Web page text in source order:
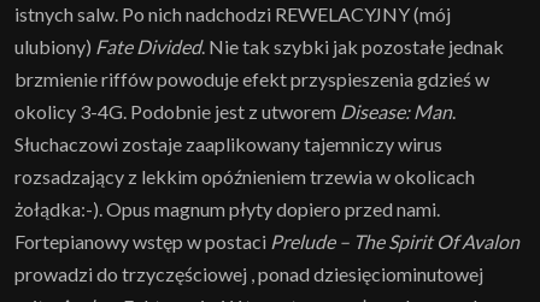
istnych salw. Po nich nadchodzi REWELACYJNY (mój
ulubiony) Fate Divided. Nie tak szybki jak pozostałe jednak
brzmienie riffów powoduje efekt przyspieszenia gdzieś w
okolicy 3-4G. Podobnie jest z utworem Disease: Man.
Słuchaczowi zostaje zaaplikowany tajemniczy wirus
rozsadzający z lekkim opóźnieniem trzewia w okolicach
żołądka:-). Opus magnum płyty dopiero przed nami.
Fortepianowy wstęp w postaci Prelude – The Spirit Of Avalon
prowadzi do trzyczęściowej , ponad dziesięciominutowej